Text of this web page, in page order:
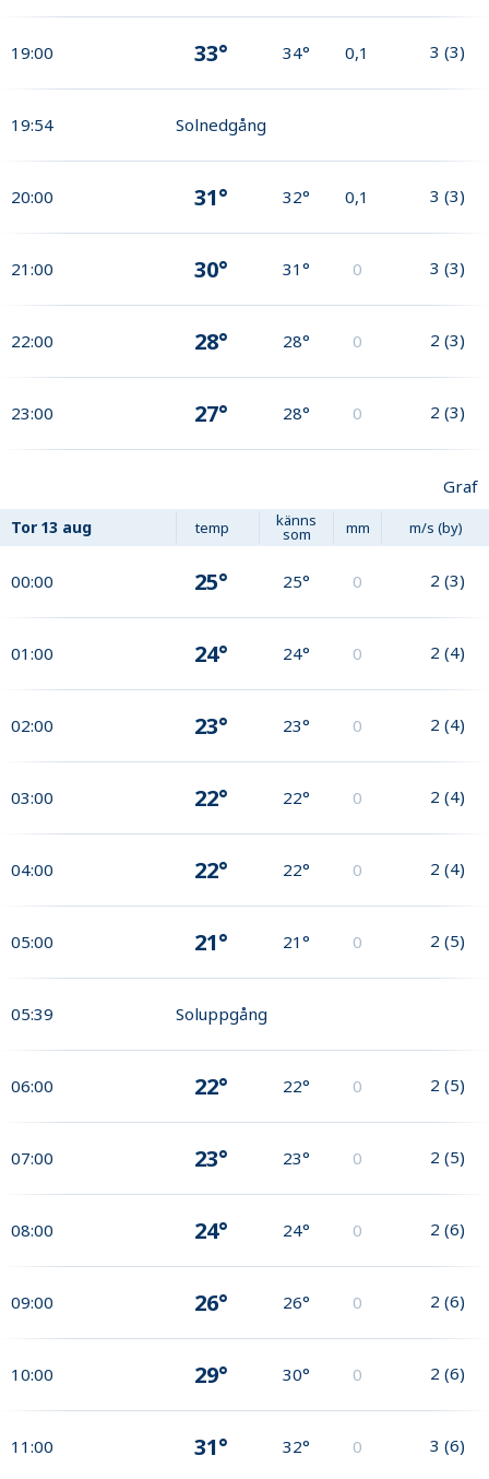
19:00 33° 34° 0,1 3 (3)
19:54 Solnedgång
20:00 31° 32° 0,1 3 (3)
21:00 30° 31° 0 3 (3)
22:00 28° 28° 0 2 (3)
23:00 27° 28° 0 2 (3)
Graf
Tor 13 aug temp känns
som mm m/s (by)
00:00 25° 25° 0 2 (3)
01:00 24° 24° 0 2 (4)
02:00 23° 23° 0 2 (4)
03:00 22° 22° 0 2 (4)
04:00 22° 22° 0 2 (4)
05:00 21° 21° 0 2 (5)
05:39 Soluppgång
06:00 22° 22° 0 2 (5)
07:00 23° 23° 0 2 (5)
08:00 24° 24° 0 2 (6)
09:00 26° 26° 0 2 (6)
10:00 29° 30° 0 2 (6)
11:00 31° 32° 0 3 (6)